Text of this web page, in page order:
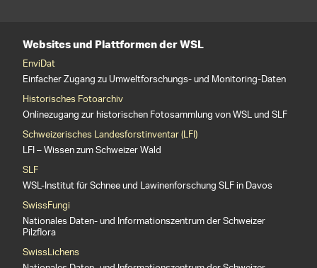
Websites und Plattformen der WSL
EnviDat
Einfacher Zugang zu Umweltforschungs- und Monitoring-Daten
Historisches Fotoarchiv
Onlinezugang zur historischen Fotosammlung von WSL und SLF
Schweizerisches Landesforstinventar (LFI)
LFI – Wissen zum Schweizer Wald
SLF
WSL-Institut für Schnee und Lawinenforschung SLF in Davos
SwissFungi
Nationales Daten- und Informationszentrum der Schweizer
Pilzflora
SwissLichens